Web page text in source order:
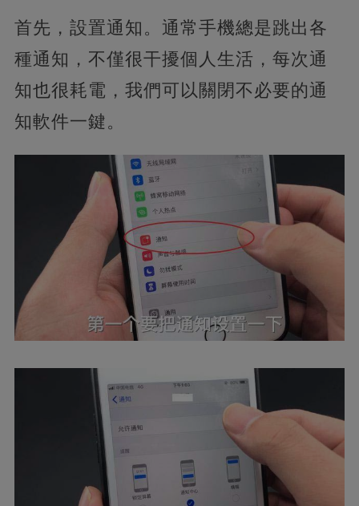
首先，設置通知。通常手機總是跳出各
種通知，不僅很干擾個人生活，每次通
知也很耗電，我們可以關閉不必要的通
知軟件一鍵。